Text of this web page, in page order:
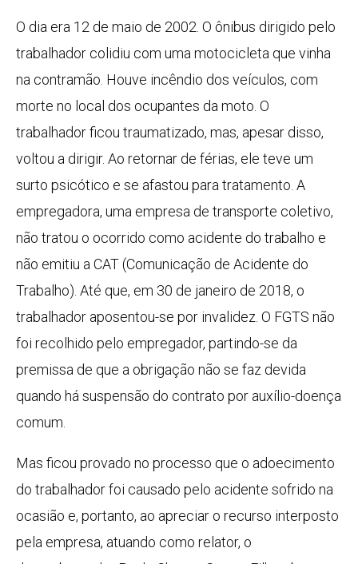
O dia era 12 de maio de 2002. O ônibus dirigido pelo
trabalhador colidiu com uma motocicleta que vinha
na contramão. Houve incêndio dos veículos, com
morte no local dos ocupantes da moto. O
trabalhador ficou traumatizado, mas, apesar disso,
voltou a dirigir. Ao retornar de férias, ele teve um
surto psicótico e se afastou para tratamento. A
empregadora, uma empresa de transporte coletivo,
não tratou o ocorrido como acidente do trabalho e
não emitiu a CAT (Comunicação de Acidente do
Trabalho). Até que, em 30 de janeiro de 2018, o
trabalhador aposentou-se por invalidez. O FGTS não
foi recolhido pelo empregador, partindo-se da
premissa de que a obrigação não se faz devida
quando há suspensão do contrato por auxílio-doença
comum.
Mas ficou provado no processo que o adoecimento
do trabalhador foi causado pelo acidente sofrido na
ocasião e, portanto, ao apreciar o recurso interposto
pela empresa, atuando como relator, o